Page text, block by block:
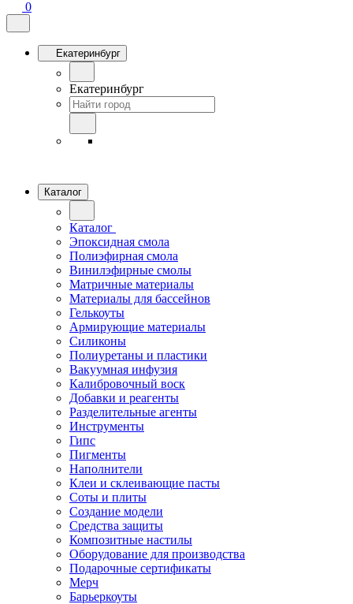
0
Екатеринбург
Екатеринбург
Каталог
Каталог
Эпоксидная смола
Полиэфирная смола
Винилэфирные смолы
Матричные материалы
Материалы для бассейнов
Гелькоуты
Армирующие материалы
Силиконы
Полиуретаны и пластики
Вакуумная инфузия
Калибровочный воск
Добавки и реагенты
Разделительные агенты
Инструменты
Гипс
Пигменты
Наполнители
Клеи и склеивающие пасты
Соты и плиты
Создание модели
Средства защиты
Композитные настилы
Оборудование для производства
Подарочные сертификаты
Мерч
Барьеркоуты